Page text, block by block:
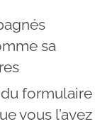
sa
formulaire
vous l’avez